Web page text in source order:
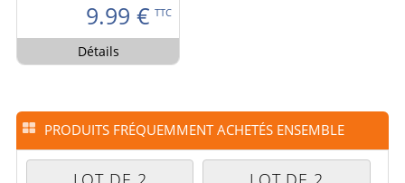
9.99 € TTC
Détails
PRODUITS FRÉQUEMMENT ACHETÉS ENSEMBLE